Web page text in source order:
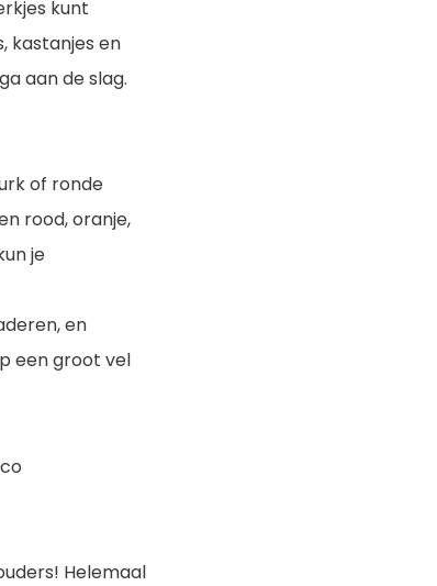
kunt
kastanjes en
aan de slag.
of ronde
rood, oranje,
je
en
een groot vel
Helemaal